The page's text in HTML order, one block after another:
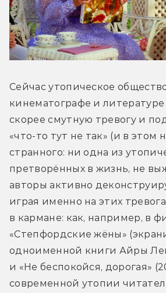
Сейчас утопическое
кинематографе и
скорее смутную тревогу и
«что-то тут не так» (и в этом
странного: ни одна из
претворённых в жизнь, не
авторы активно
играя именно на этих
в кармане: как, например, в
«Степфордские жёны»
одноименной книги Айры
и «Не беспокойся, дорогая»
современной утопии